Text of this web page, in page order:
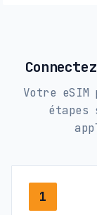
Votre
étapes
1